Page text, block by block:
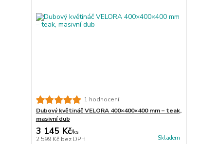
1 hodnocení
Dubový květináč VELORA 400×400×400 mm – teak,
masivní dub
3 145 Kč/ks
2 599 Kč bez DPH Skladem